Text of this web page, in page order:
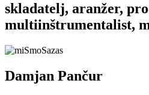
skladatelj, aranžer,
multiinštrumentalist,
Damjan Pančur